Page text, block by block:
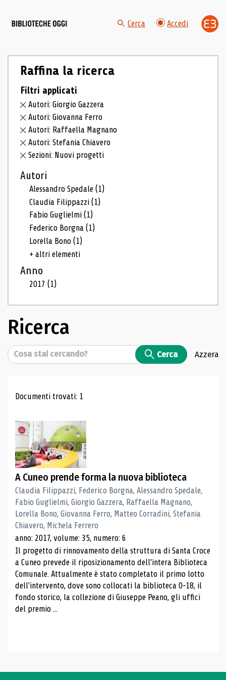
Cerca Accedi
Raffina la ricerca
Filtri applicati
Autori: Giorgio Gazzera
Autori: Giovanna Ferro
Autori: Raffaella Magnano
Autori: Stefania Chiavero
Sezioni: Nuovi progetti
Autori
Alessandro Spedale(1)
Claudia Filippazzi(1)
Fabio Guglielmi(1)
Federico Borgna(1)
Lorella Bono(1)
+ altri elementi
Anno
2017(1)
Ricerca
Cerca Cerca Azzera
Risultati di ricerca
Documenti trovati: 1
A Cuneo prende forma la nuova biblioteca
Claudia Filippazzi, Federico Borgna, Alessandro Spedale,
Fabio Guglielmi, Giorgio Gazzera, Raffaella Magnano,
Lorella Bono, Giovanna Ferro, Matteo Corradini, Stefania
Chiavero, Michela Ferrero
anno: 2017, volume: 35, numero: 6
Il progetto di rinnovamento della struttura di Santa Croce
a Cuneo prevede il riposizionamento dell'intera Biblioteca
Comunale. Attualmente è stato completato il primo lotto
dell'intervento, dove sono collocati la biblioteca 0-18, il
fondo storico, la collezione di Giuseppe Peano, gli uffici
del premio ...